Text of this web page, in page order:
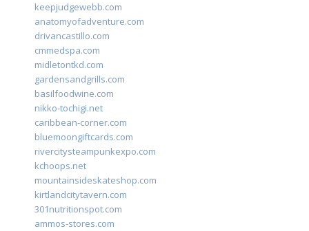
keepjudgewebb.com
anatomyofadventure.com
drivancastillo.com
cmmedspa.com
midletontkd.com
gardensandgrills.com
basilfoodwine.com
nikko-tochigi.net
caribbean-corner.com
bluemoongiftcards.com
rivercitysteampunkexpo.com
kchoops.net
mountainsideskateshop.com
kirtlandcitytavern.com
301nutritionspot.com
ammos-stores.com